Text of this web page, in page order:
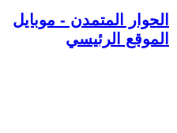
الحوار المتمدن - موبايل
الموقع الرئيسي